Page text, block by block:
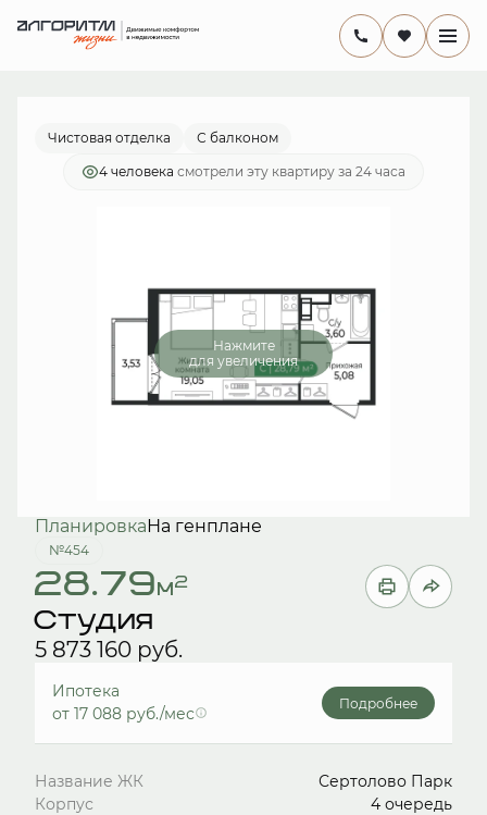
Студия 28.79 м
5 873 160 руб.
от 17 088 руб./мес.
Чистовая отделка С балконом
4 человекa смотрели эту квартиру за 24 часа
Нажмите
для увеличения
ПланировкаНа генплане
№454
28.79м2
Студия
5 873 160 руб.
Ипотека
от 17 088 руб./мес
Подробнее
Название ЖК
Сертолово Парк
Корпус
4 очередь